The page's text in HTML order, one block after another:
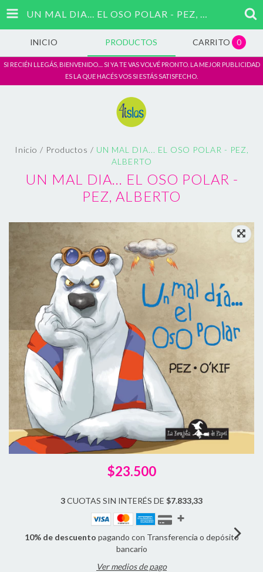
UN MAL DIA... EL OSO POLAR - PEZ, ALBERTO
INICIO PRODUCTOS CARRITO 0
SI RECIÉN LLEGÁS, BIENVENIDO.... SI YA TE VAS VOLVÉ PRONTO. LA MEJOR PUBLICIDAD
ES LA QUE HACÉS VOS SI ESTÁS SATISFECHO.
Inicio / Productos / UN MAL DIA... EL OSO POLAR - PEZ,
ALBERTO
UN MAL DIA... EL OSO POLAR -
PEZ, ALBERTO
$23.500
3CUOTAS SIN INTERÉS DE $7.833,33
10% de descuento pagando con Transferencia o depósito
bancario
Ver medios de pago